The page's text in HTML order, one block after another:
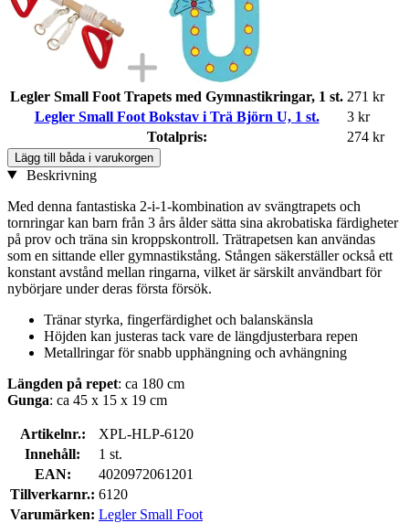
Legler Small Foot Trapets med Gymnastikringar, 1 st. 271 kr
Legler Small Foot Bokstav i Trä Björn U, 1 st.
3 kr
Totalpris:
274 kr
Lägg till båda i varukorgen
Beskrivning
Med denna fantastiska 2-i-1-kombination av svängtrapets och
tornringar kan barn från 3 års ålder sätta sina akrobatiska färdigheter
på prov och träna sin kroppskontroll. Trätrapetsen kan användas
som en sittande eller gymnastikstång. Stången säkerställer också ett
konstant avstånd mellan ringarna, vilket är särskilt användbart för
nybörjare under deras första försök.
Tränar styrka, fingerfärdighet och balanskänsla
Höjden kan justeras tack vare de längdjusterbara repen
Metallringar för snabb upphängning och avhängning
Längden på repet: ca 180 cm
Gunga: ca 45 x 15 x 19 cm
Artikelnr.:
XPL-HLP-6120
Innehåll:
1 st.
EAN:
4020972061201
Tillverkarnr.: 6120
Varumärken: Legler Small Foot